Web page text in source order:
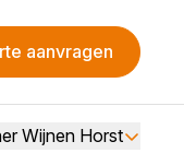
aanvragen
Wijnen Horst